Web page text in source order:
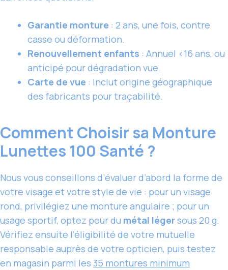
Garantie monture : 2 ans, une fois, contre
casse ou déformation.
Renouvellement enfants : Annuel <16 ans, ou
anticipé pour dégradation vue.
Carte de vue : Inclut origine géographique
des fabricants pour traçabilité.
Comment Choisir sa Monture
Lunettes 100 Santé ?
Nous vous conseillons d’évaluer d’abord la forme de
votre visage et votre style de vie : pour un visage
rond, privilégiez une monture angulaire ; pour un
usage sportif, optez pour du métal légersous 20 g.
Vérifiez ensuite l’éligibilité de votre mutuelle
responsable auprès de votre opticien, puis testez
en magasin parmi les 35 montures minimum